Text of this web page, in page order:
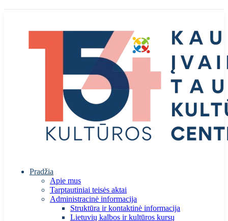
Pradžia
Apie mus
Tarptautiniai teisės aktai
Administracinė informacija
Struktūra ir kontaktinė informacija
Lietuvių kalbos ir kultūros kursų